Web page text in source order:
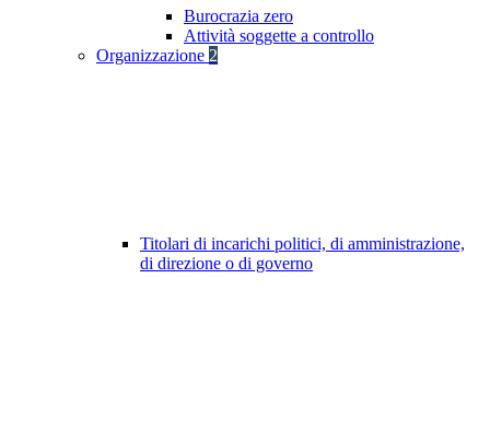
Burocrazia zero
Attività soggette a controllo
Organizzazione 2
Titolari di incarichi politici, di amministrazione,
di direzione o di governo